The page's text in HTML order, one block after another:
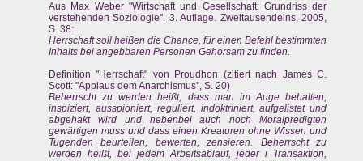
Aus Max Weber "Wirtschaft und Gesellschaft: Grundriss der
verstehenden Soziologie". 3. Auflage. Zweitausendeins, 2005,
S. 38:
Herrschaft soll heißen die Chance, für einen Befehl bestimmten
Inhalts bei angebbaren Personen Gehorsam zu finden.
Definition "Herrschaft" von Proudhon (zitiert nach James C.
Scott: "Applaus dem Anarchismus", S. 20)
Beherrscht zu werden heißt, dass man im Auge behalten,
inspiziert, ausspioniert, reguliert, indoktriniert, aufgelistet und
abgehakt wird und nebenbei auch noch Moralpredigten
gewärtigen muss und dass einen Kreaturen ohne Wissen und
Tugenden beurteilen, bewerten, zensieren. Beherrscht zu
werden heißt, bei jedem Arbeitsablauf, jeder i Transaktion,